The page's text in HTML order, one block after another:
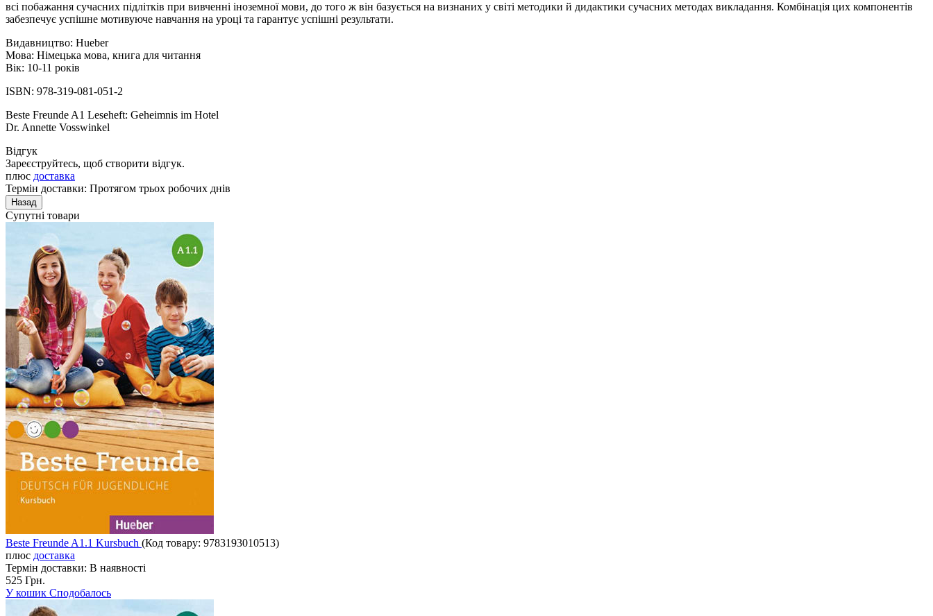
всі побажання сучасних підлітків при вивченні іноземної мови, до того ж він базується на визнаних у світі методики й дидактики сучасних методах викладання. Комбінація цих компонентів
забезпечує успішне мотивуюче навчання на уроці та гарантує успішні результати.
Видавництво: Hueber
Мова: Німецька мова, книга для читання
Вік: 10-11 років
ISBN: 978-319-081-051-2
Beste Freunde A1 Leseheft: Geheimnis im Hotel
Dr. Annette Vosswinkel
Відгук
Зареєструйтесь, щоб створити відгук.
плюс доставка
Термін доставки: Протягом трьох робочих днів
Супутні товари
Beste Freunde A1.1 Kursbuch (Код товару: 9783193010513)
плюс доставка
Термін доставки: В наявності
525 Грн.
У кошик Сподобалось